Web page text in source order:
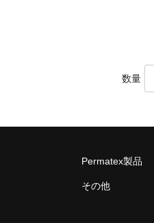
数量
Permatex製品
その他